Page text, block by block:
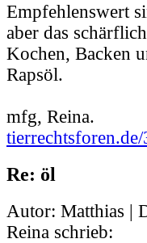
Empfehlenswert
aber das
Kochen, Backen
Rapsöl.
mfg, Reina.
Re: öl
Autor: Matthias |
Reina schrieb: